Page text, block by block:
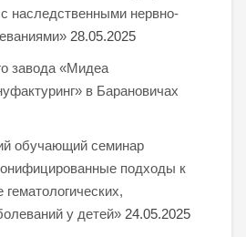
наследственными нервно-
28.05.2025
завода «Мидеа
в Барановичах
обучающий семинар
подходы к
гематологических,
у детей» 24.05.2025